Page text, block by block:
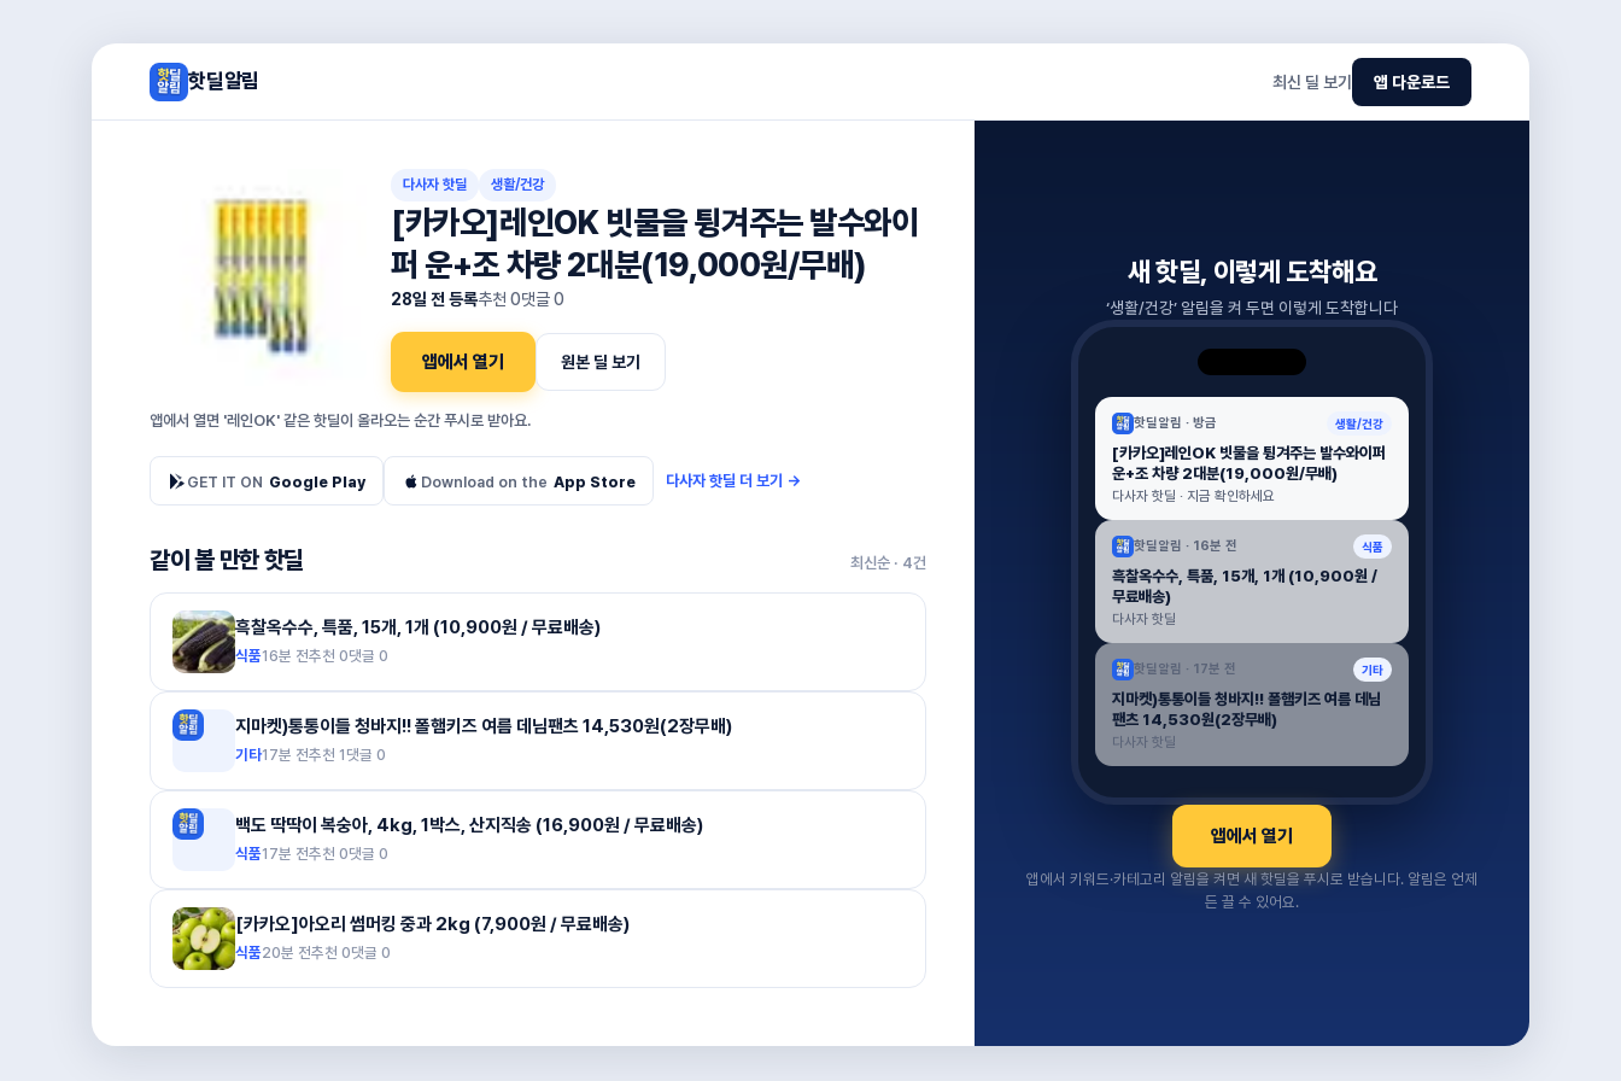
핫딜알림 최신 딜 보기 앱 다운로드
다사자 핫딜 생활/건강
[카카오]레인OK 빗물을 튕겨주는 발수와이
퍼 운+조 차량 2대분(19,000원/무배)
28일 전 등록추천 0댓글0
앱에서 열기 원본 딜 보기
앱에서 열면 '레인OK' 같은 핫딜이 올라오는 순간 푸시로 받아요.
GET IT ON Google Play Download on the App Store 다사자 핫딜 더 보기 →
새 핫딜, 이렇게 도착해요
‘생활/건강’ 알림을 켜 두면 이렇게 도착합니다
핫딜알림 · 방금 생활/건강
[카카오]레인OK 빗물을 튕겨주는 발수와이퍼
운+조 차량 2대분(19,000원/무배)
다사자 핫딜 · 지금 확인하세요
핫딜알림 · 16분 전 식품
흑찰옥수수, 특품, 15개, 1개 (10,900원 /
무료배송)
다사자 핫딜
핫딜알림 · 17분 전 기타
지마켓)통통이들 청바지!! 폴햄키즈 여름 데님
팬츠 14,530원(2장무배)
다사자 핫딜
앱에서 열기
앱에서 키워드·카테고리 알림을 켜면 새 핫딜을 푸시로 받습니다. 알림은 언제
든 끌 수 있어요.
같이 볼 만한 핫딜 최신순 · 4건
흑찰옥수수, 특품, 15개, 1개 (10,900원 / 무료배송)
식품16분 전추천 0댓글 0
지마켓)통통이들 청바지!! 폴햄키즈 여름 데님팬츠 14,530원(2장무배)
기타17분 전추천 1 댓글 0
백도 딱딱이 복숭아, 4kg, 1박스, 산지직송 (16,900원 / 무료배송)
식품17분 전추천 0댓글 0
[카카오]아오리 썸머킹 중과 2kg (7,900원 / 무료배송)
식품20분 전추천 0댓글 0